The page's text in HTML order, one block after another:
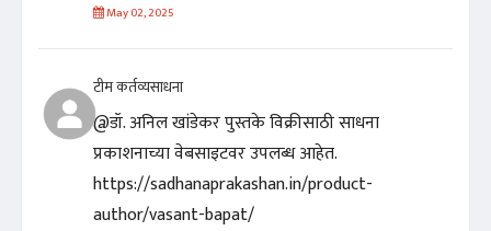
May 02, 2025
टीम कर्तव्यसाधना
@डॉ. अनिल खांडेकर पुस्तके विक्रीसाठी साधना
प्रकाशनाच्या वेबसाइटवर उपलब्ध आहेत.
https://sadhanaprakashan.in/product-
author/vasant-bapat/